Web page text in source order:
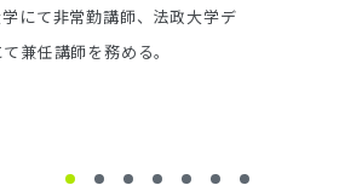
様、フリーランスで経験
げる場を探しているデザ
にて非常勤講師、法政大学デ
兼任講師を務める。